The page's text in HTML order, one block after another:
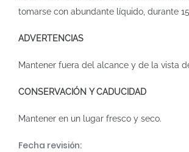
tomarse con abundante líquido, durante
ADVERTENCIAS
Mantener fuera del alcance y de la vista
CONSERVACIÓN Y CADUCIDAD
Mantener en un lugar fresco y seco.
Fecha revisión: